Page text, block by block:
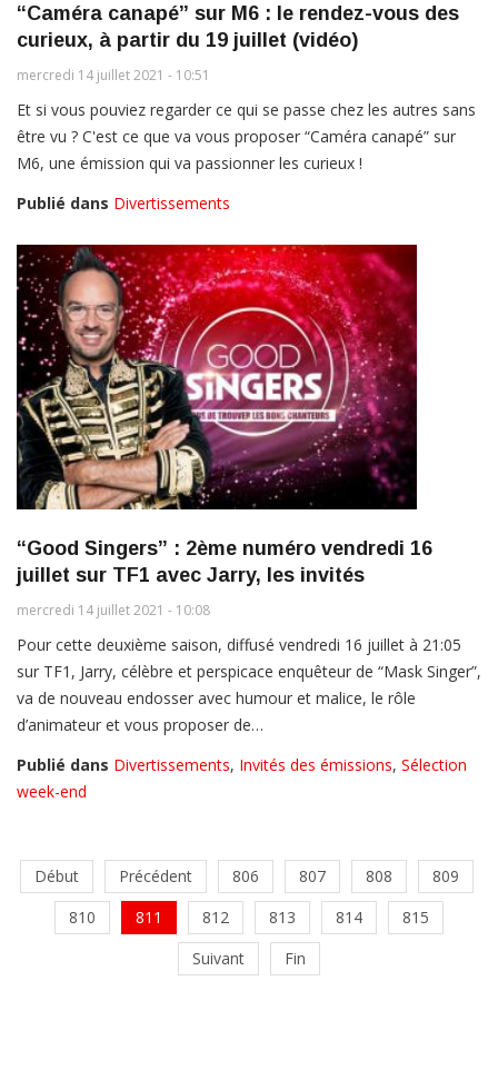
“Caméra canapé” sur M6 : le rendez-vous des
curieux, à partir du 19 juillet (vidéo)
mercredi 14 juillet 2021 - 10:51
Et si vous pouviez regarder ce qui se passe chez les autres sans
être vu ? C'est ce que va vous proposer “Caméra canapé” sur
M6, une émission qui va passionner les curieux !
Publié dans Divertissements
“Good Singers” : 2ème numéro vendredi 16
juillet sur TF1 avec Jarry, les invités
mercredi 14 juillet 2021 - 10:08
Pour cette deuxième saison, diffusé vendredi 16 juillet à 21:05
sur TF1, Jarry, célèbre et perspicace enquêteur de “Mask Singer”,
va de nouveau endosser avec humour et malice, le rôle
d’animateur et vous proposer de…
Publié dans Divertissements, Invités des émissions, Sélection
week-end
Début Précédent 806 807 808
809
810
811 812 813 814
815
Suivant
Fin